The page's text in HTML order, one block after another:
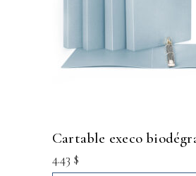
cartable execo
4.43 $